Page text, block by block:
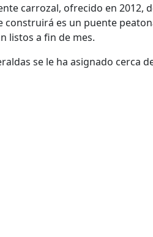
carrozal, ofrecido en 2012,
es un puente
listos a fin de mes.
se le ha asignado cerca